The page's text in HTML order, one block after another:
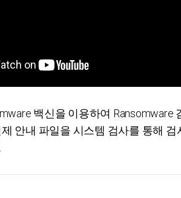
백신을 이용하여 Ransomware
안내 파일을 시스템 검사를 통해 검